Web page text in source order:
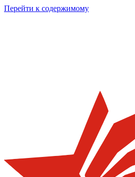
Перейти к содержимому